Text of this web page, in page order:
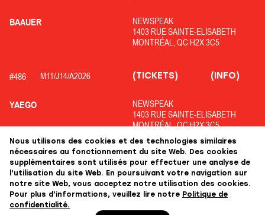
BAAUER
NEWSPEAK
1403 RUE SAINTE-ELISABETH
MONTRÉAL, QC H2X 3C5
#486 M11/J14/A2026
YAEGO
NEWSPEAK
1403 RUE SAINTE-ELISABETH
MONTRÉAL, QC H2X 3C5
(TICKETS) (INFO)
#487 M02/J04/A2027
FRENCH 79
MTELUS
59 ST CATHERINE ST E,
(TICKETS) (INFO)
Nous utilisons des cookies et des technologies similaires
nécessaires au fonctionnement du site Web. Des cookies
supplémentaires sont utilisés pour effectuer une analyse de
l'utilisation du site Web. En poursuivant votre navigation sur
notre site Web, vous acceptez notre utilisation des cookies.
Pour plus d’informations, veuillez lire notre Politique de
confidentialité.